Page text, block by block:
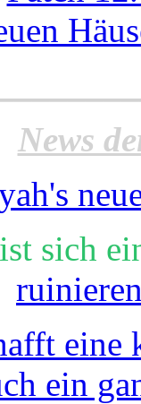
News
sich
ein